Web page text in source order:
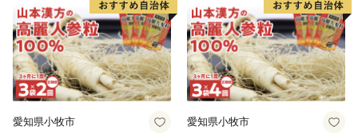
愛知県小牧市 愛知県小牧市